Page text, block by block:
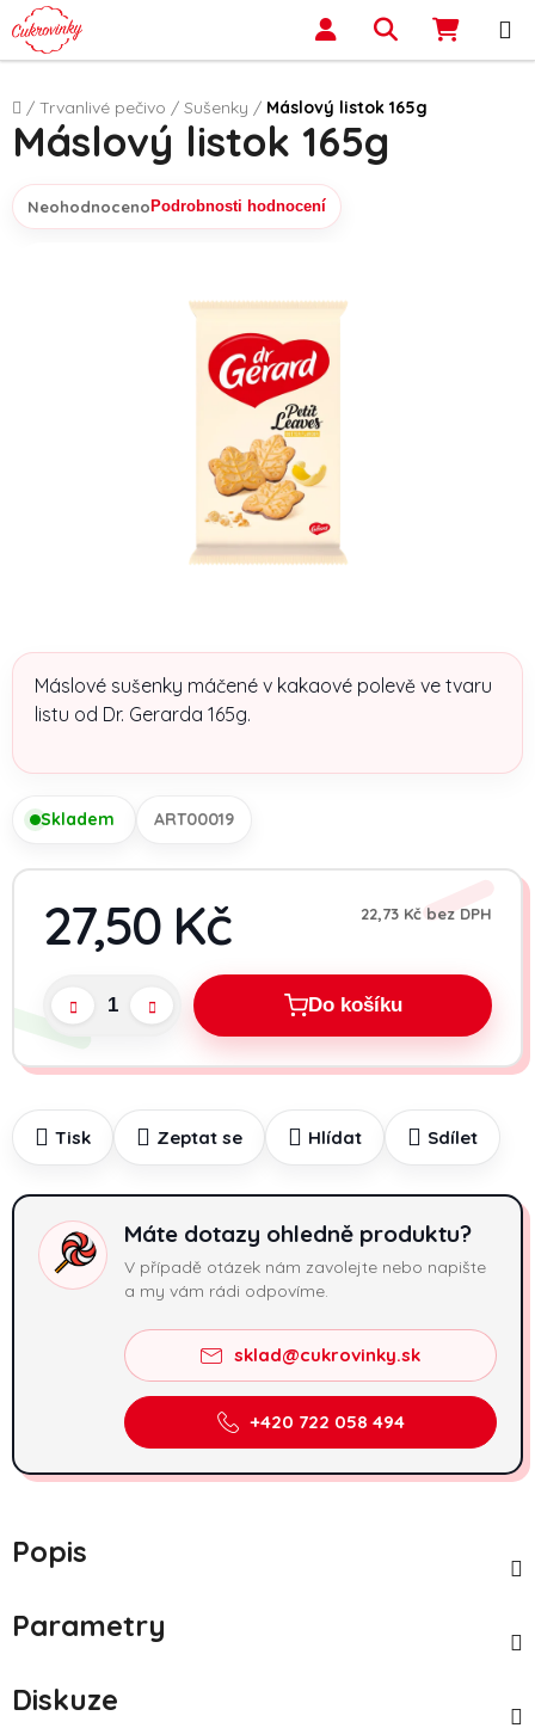
Přejít na obsah Hledat
Domů
/ Trvanlivé pečivo / Sušenky / Máslový listok 165g
Máslové sušenky máčené v kakaové polevě ve tvaru
listu od Dr. Gerarda 165g.
Skladem ART00019
27,50 Kč
22,73 Kč bez DPH
Do košíku
Tisk Zeptat se Hlídat Sdílet
Máte dotazy ohledně produktu?
V případě otázek nám zavolejte nebo napište
a my vám rádi odpovíme.
sklad@cukrovinky.sk
+420 722 058 494
Máslový listok 165g
Průměrné hodnocení produktu je 0,0 z 5 hvězdiček.
Neohodnoceno Podrobnosti hodnocení
Popis
Parametry
Diskuze